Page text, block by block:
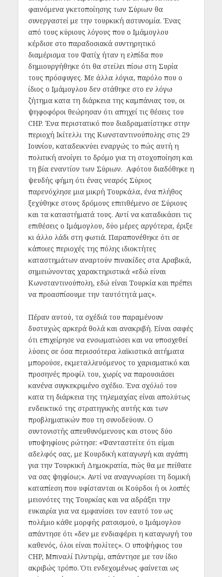
φαινόμενα γκετοποίησης των Σύριων θα
συνεργαστεί με την τουρκική αστυνομία. Ένας
από τους κύριους λόγους που ο Ιμάμογλου
κέρδισε στο παραδοσιακά συντηρητικό
διαμέρισμα του Φατίχ ήταν η ελπίδα που
δημιουργήθηκε ότι θα στείλει πίσω στη Συρία
τους πρόσφυγες. Με άλλα λόγια, παρόλο που ο
ίδιος ο Ιμάμογλου δεν στάθηκε στο εν λόγω
ζήτημα κατα τη διάρκεια της καμπάνιας του, οι
ψηφοφόροι θεώρησαν ότι απηχεί τις θέσεις του
CHP. Ένα περιστατικό που διαδραματίστηκε στην
περιοχή Ικίτελλι της Κωνσταντινούπολης στις 29
Ιουνίου, καταδεικνύει εναργώς το πώς αυτή η
πολιτική ανοίγει το δρόμο για τη στοχοποίηση και
τη βία εναντίον των Σύριων. Αφότου διαδόθηκε η
ψευδής φήμη ότι ένας νεαρός Σύριος
παρενόχλησε μια μικρή Τουρκάλα, ένα πλήθος
ξεχύθηκε στους δρόμους επιτιθέμενο σε Σύριους
και τα καταστήματά τους. Αντί να καταδικάσει τις
επιθέσεις ο Ιμάμογλου, δύο μέρες αργότερα, έριξε
κι άλλο λάδι στη φωτιά. Παραπονέθηκε ότι σε
κάποιες περιοχές της πόλης ιδιοκτήτες
καταστημάτων αναρτούν πινακίδες στα Αραβικά,
σημειώνοντας χαρακτηριστικά «εδώ είναι
Κωνσταντινούπολη, εδώ είναι Τουρκία και πρέπει
να προασπίσουμε την ταυτότητά μας».
Πέραν αυτού, τα σχέδιά του παραμένουν
δυστυχώς αρκερά θολά και ανακριβή. Είναι σαφές
ότι επιχείρησε να ενσωματώσει και να υποσχεθεί
λύσεις σε όσα περισσότερα λαϊκιστικά αιτήματα
μπορούσε, εκμεταλλευόμενος το χαρισματικό και
προσηνές προφίλ του, χωρίς να παρουσιάσει
κανένα συγκεκριμένο σχέδιο. Ένα σχόλιό του
κατα τη διάρκεια της τηλεμαχίας είναι απολύτως
ενδεικτικό της στρατηγικής αυτής και των
προβληματικών που τη συνοδεύουν. Ο
συντονιστής απευθυνόμενους και στους δύο
υποψηφίους ρώτησε: «Φανταστείτε ότι είμαι
αδελφός σας, με Κουρδική καταγωγή και αγάπη
για την Τουρκική Δημοκρατία, πώς θα με πείθατε
να σας ψηφίσω;». Αντί να αναγνωρίσει τη δομική
καταπίεση που υφίστανται οι Κούρδοι ή οι λοιπές
μειονότες της Τουρκίας και να αδράξει την
ευκαιρία για να εμφανίσει τον εαυτό του ως
πολέμιο κάθε μορφής ρατσισμού, ο Ιμάμογλου
απάντησε ότι «δεν με ενδιαφέρει η καταγωγή του
καθενός, όλοι είναι πολίτες». Ο υποψήφιος του
CHP, Μπιναλί Γιλντιρίμ, απάντησε με τον ίδιο
ακριβώς τρόπο. Ότι ενδεχομένως φαίνεται ως